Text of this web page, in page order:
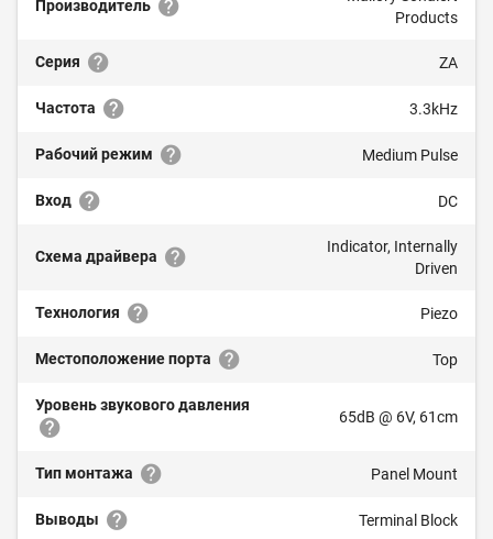
Производитель
Products
Серия ZA
Частота 3.3kHz
Рабочий режим Medium Pulse
Вход DC
Схема драйвера
Indicator, Internally
Driven
Технология Piezo
Местоположение порта Top
Уровень звукового давления
65dB @ 6V, 61cm
Тип монтажа Panel Mount
Выводы Terminal Block